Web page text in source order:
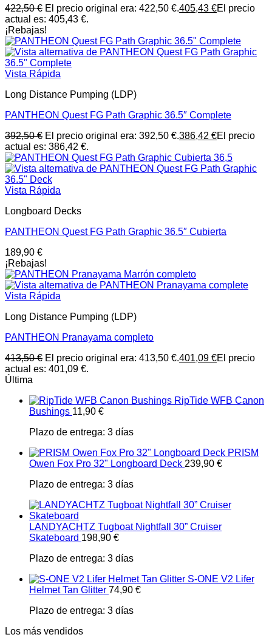
422,50€ El precio original era: 422,50 €.405,43 €El precio
actual es: 405,43 €.
¡Rebajas!
Vista Rápida
Long Distance Pumping (LDP)
PANTHEON Quest FG Path Graphic 36.5″ Complete
392,50€ El precio original era: 392,50 €.386,42 €El precio
actual es: 386,42 €.
Vista Rápida
Longboard Decks
PANTHEON Quest FG Path Graphic 36.5″ Cubierta
189,90 €
¡Rebajas!
Vista Rápida
Long Distance Pumping (LDP)
PANTHEON Pranayama completo
413,50€ El precio original era: 413,50 €.401,09 €El precio
actual es: 401,09 €.
Última
RipTide WFB Canon
Bushings 11,90 €
Plazo de entrega: 3 días
PRISM
Owen Fox Pro 32" Longboard Deck 239,90 €
Plazo de entrega: 3 días
LANDYACHTZ Tugboat Nightfall 30” Cruiser
Skateboard 198,90 €
Plazo de entrega: 3 días
S-ONE V2 Lifer
Helmet Tan Glitter 74,90 €
Plazo de entrega: 3 días
Los más vendidos